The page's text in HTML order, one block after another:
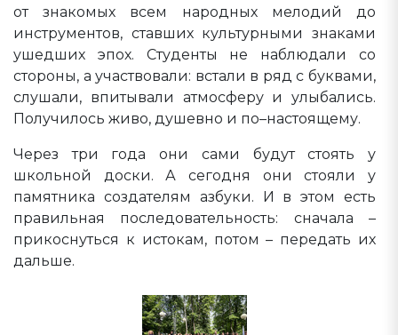
от знакомых всем народных мелодий до
инструментов, ставших культурными знаками
ушедших эпох. Студенты не наблюдали со
стороны, а участвовали: встали в ряд с буквами,
слушали, впитывали атмосферу и улыбались.
Получилось живо, душевно и по–настоящему.
Через три года они сами будут стоять у
школьной доски. А сегодня они стояли у
памятника создателям азбуки. И в этом есть
правильная последовательность: сначала –
прикоснуться к истокам, потом – передать их
дальше.